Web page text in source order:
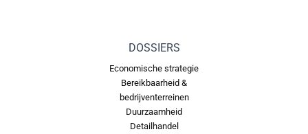
DOSSIERS
Economische strategie
Bereikbaarheid &
bedrijventerreinen
Duurzaamheid
Detailhandel